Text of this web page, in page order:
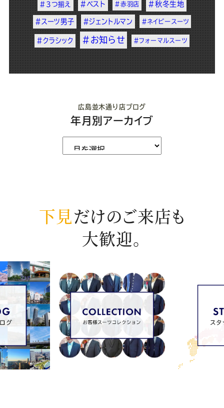
#3つ揃え #ベスト #赤羽店 #秋冬生地
#スーツ男子 #ジェントルマン #ネイビースーツ
#クラシック #お知らせ #フォーマルスーツ
広島並木通り店ブログ
年月別アーカイブ
下見だけのご来店も
大歓迎。